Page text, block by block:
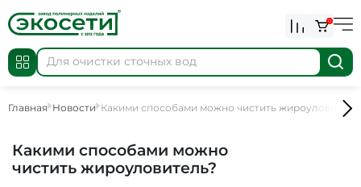
0
Главная Новости Какими способами можно чистить
Какими способами можно
чистить жироуловитель?